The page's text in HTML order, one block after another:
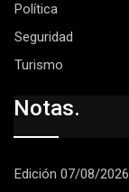
Política
Seguridad
Turismo
Notas.
Edición 07/08/2026